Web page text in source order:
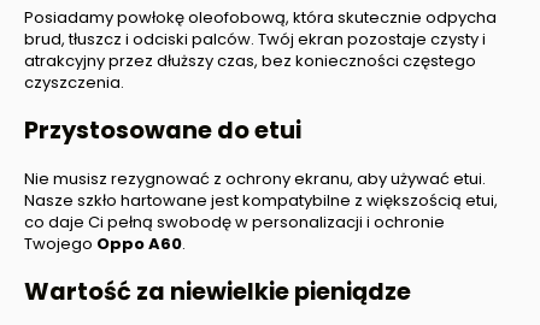
Posiadamy powłokę oleofobową, która skutecznie odpycha
brud, tłuszcz i odciski palców. Twój ekran pozostaje czysty i
atrakcyjny przez dłuższy czas, bez konieczności częstego
czyszczenia.
Przystosowane do etui
Nie musisz rezygnować z ochrony ekranu, aby używać etui.
Nasze szkło hartowane jest kompatybilne z większością etui,
co daje Ci pełną swobodę w personalizacji i ochronie
Twojego Oppo A60.
Wartość za niewielkie pieniądze